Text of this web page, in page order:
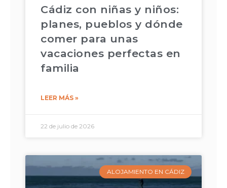
Cádiz con niñas y niños:
planes, pueblos y dónde
comer para unas
vacaciones perfectas en
familia
LEER MÁS »
22 de julio de 2026
ALOJAMIENTO EN CÁDIZ